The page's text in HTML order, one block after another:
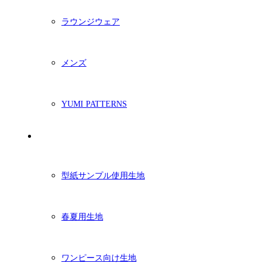
ラウンジウェア
メンズ
YUMI PATTERNS
型紙サンプル使用生地
春夏用生地
ワンピース向け生地